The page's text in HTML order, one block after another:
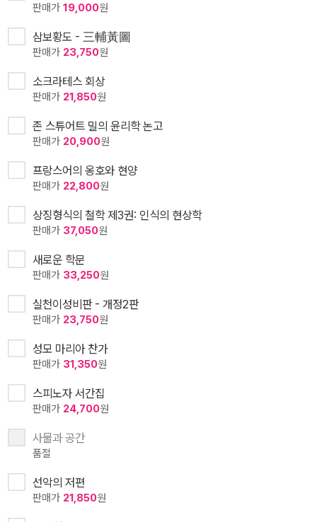
판매가 19,000원
삼보황도 - 三輔黃圖
판매가 23,750원
소크라테스 회상
판매가 21,850원
존 스튜어트 밀의 윤리학 논고
판매가 20,900원
프랑스어의 옹호와 현양
판매가 22,800원
상징형식의 철학 제3권: 인식의 현상학
판매가 37,050원
새로운 학문
판매가 33,250원
실천이성비판 - 개정2판
판매가 23,750원
성모 마리아 찬가
판매가 31,350원
스피노자 서간집
판매가 24,700원
사물과 공간
품절
선악의 저편
판매가 21,850원